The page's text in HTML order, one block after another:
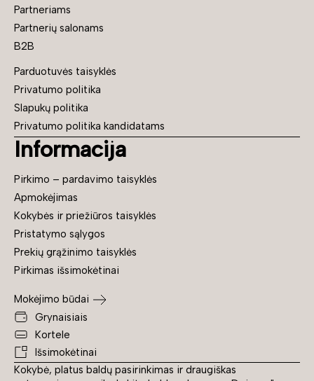
Kokybė, platus baldų pasirinkimas ir draugiškas
Partneriams
Partnerių salonams
B2B
Parduotuvės taisyklės
Privatumo politika
Slapukų politika
Privatumo politika kandidatams
Informacija
Pirkimo – pardavimo taisyklės
Apmokėjimas
Kokybės ir priežiūros taisyklės
Pristatymo sąlygos
Prekių grąžinimo taisyklės
Pirkimas išsimokėtinai
Mokėjimo būdai
Grynaisiais
Kortele
Išsimokėtinai